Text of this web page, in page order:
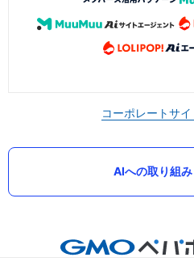
コーポレートサイ
AIへの取り組み